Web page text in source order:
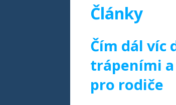
Články
Čím dál víc
trápeními
pro rodiče